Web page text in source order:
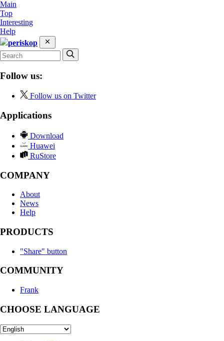
Main
Top
Interesting
Help
periskop
Follow us:
Follow us on Twitter
Applications
Download
Huawei
RuStore
COMPANY
About
News
Help
PRODUCTS
"Share" button
COMMUNITY
Frank
CHOOSE LANGUAGE